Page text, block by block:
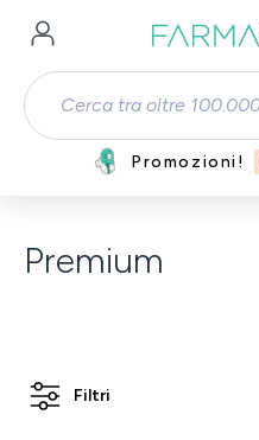
Passa al contenuto principale
Promozioni!
Premium
Filtri